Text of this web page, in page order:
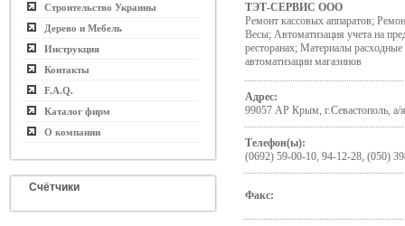
Строительство Украины
Дерево и Мебель
Инструкция
Контакты
F.A.Q.
Каталог фирм
О компании
Счётчики
ТЭТ-СЕРВИС ООО
Ремонт кассовых аппаратов;
Весы; Автоматизация учета на
ресторанах; Материалы
автоматизации магазинов
Адрес:
99057 АР Крым, г.Севастополь, а/
Телефон(ы):
(0692) 59-00-10, 94-12-28, (050)
Факс: